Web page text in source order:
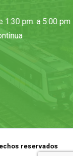
1:30 pm. a 5:00 pm
reservados